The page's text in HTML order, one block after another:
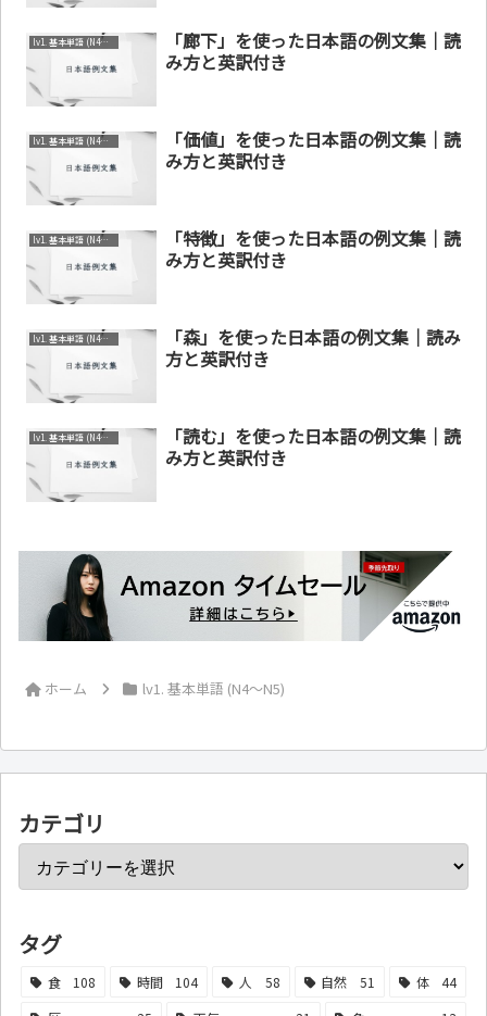
lv1. 基本単語 (N4～N5)
「廊下」を使った日本語の例文集｜読
み方と英訳付き
lv1. 基本単語 (N4～N5)
「価値」を使った日本語の例文集｜読
み方と英訳付き
lv1. 基本単語 (N4～N5)
「特徴」を使った日本語の例文集｜読
み方と英訳付き
lv1. 基本単語 (N4～N5)
「森」を使った日本語の例文集｜読み
方と英訳付き
lv1. 基本単語 (N4～N5)
「読む」を使った日本語の例文集｜読
み方と英訳付き
ホーム lv1. 基本単語 (N4～N5)
カテゴリ
タグ
食 108 時間 104 人 58 自然 51 体
44